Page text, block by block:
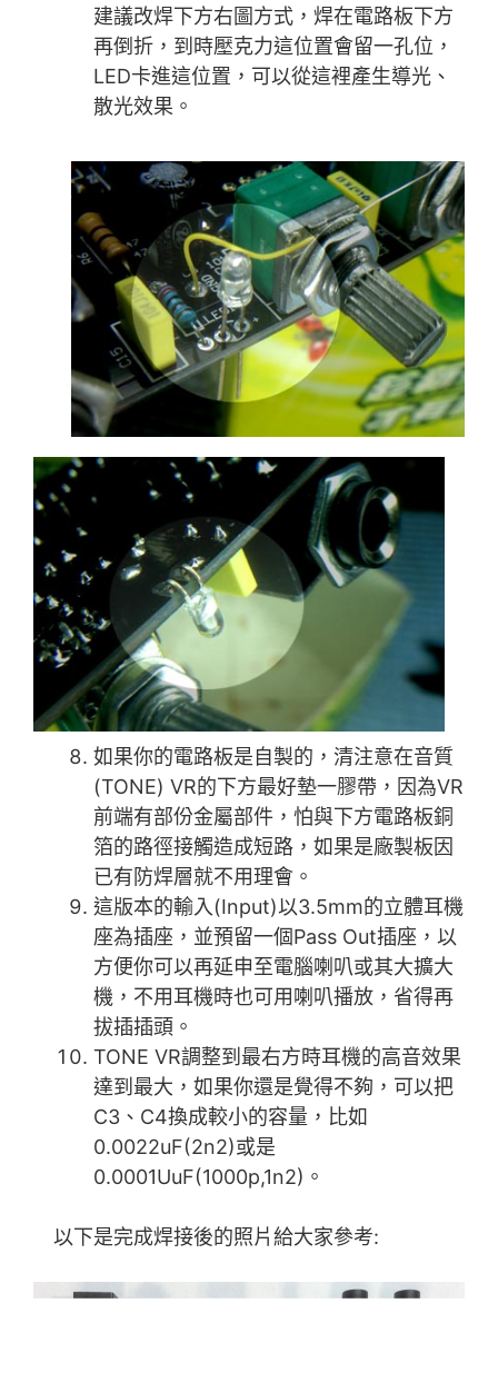
建議改焊下方右圖方式，焊在電路板下方
再倒折，到時壓克力這位置會留一孔位，
LED卡進這位置，可以從這裡產生導光、
散光效果。
如果你的電路板是自製的，清注意在音質
(TONE) VR的下方最好墊一膠帶，因為VR
前端有部份金屬部件，怕與下方電路板銅
箔的路徑接觸造成短路，如果是廠製板因
已有防焊層就不用理會。
這版本的輸入(Input)以3.5mm的立體耳機
座為插座，並預留一個Pass Out插座，以
方便你可以再延申至電腦喇叭或其大擴大
機，不用耳機時也可用喇叭播放，省得再
拔插插頭。
TONE VR調整到最右方時耳機的高音效果
達到最大，如果你還是覺得不夠，可以把
C3、C4換成較小的容量，比如
0.0022uF(2n2)或是
0.0001UuF(1000p,1n2)。
以下是完成焊接後的照片給大家參考: